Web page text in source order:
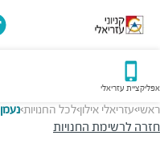
אפליקציית עזריאלי
ראשי>עזריאלי אילון>לכל החנויות>נעמן
חזרה לרשימת החנויות